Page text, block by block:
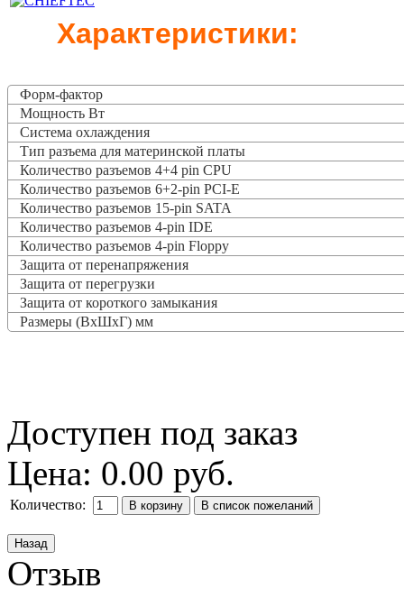
Характеристики:
Форм-фактор
Мощность Вт
Система охлаждения
Тип разъема для материнской платы
Количество разъемов 4+4 pin CPU
Количество разъемов 6+2-pin PCI-E
Количество разъемов 15-pin SATA
Количество разъемов 4-pin IDE
Количество разъемов 4-pin Floppy
Защита от перенапряжения
Защита от перегрузки
Защита от короткого замыкания
Размеры (ВxШxГ) мм
Доступен под заказ
Цена: 0.00 руб.
Количество:
Отзыв